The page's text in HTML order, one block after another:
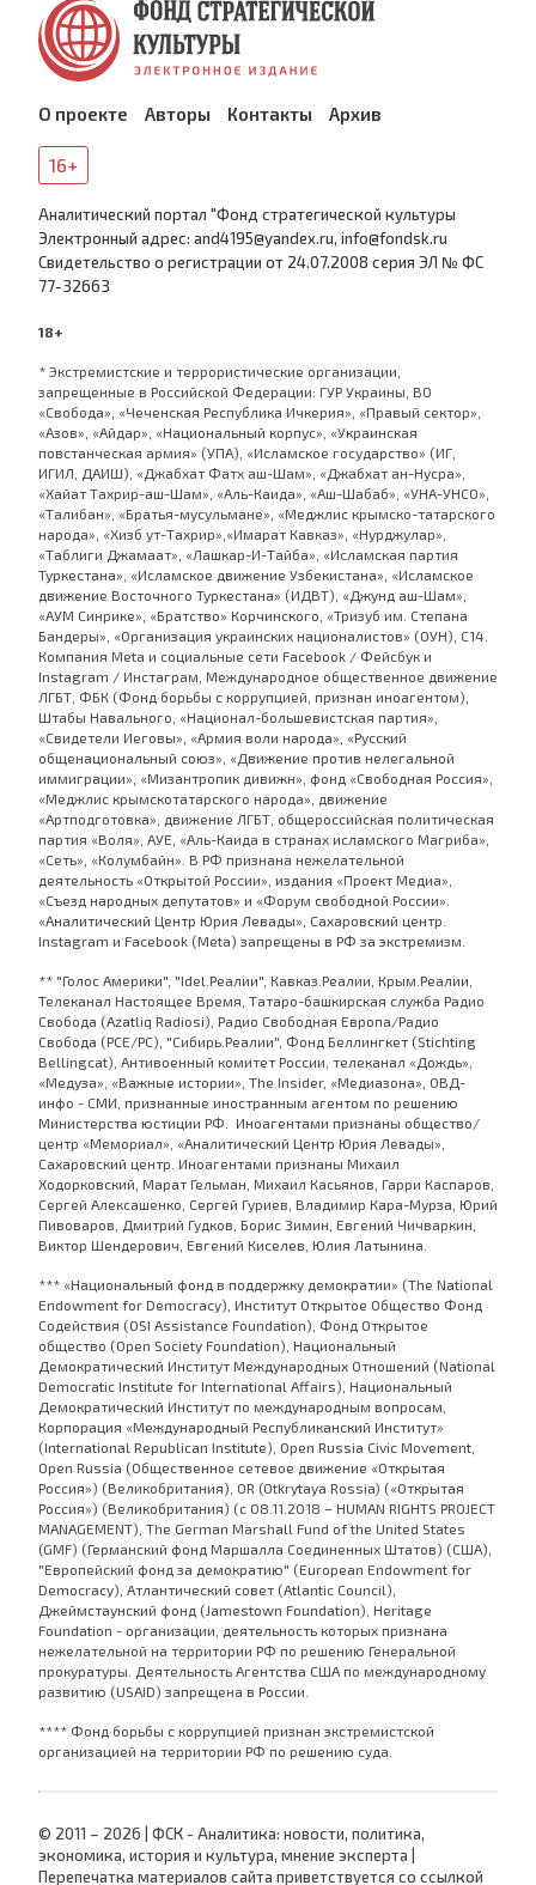
О проекте Авторы Контакты Архив
16+
Аналитический портал "Фонд стратегической культуры
Электронный адрес: and4195@yandex.ru, info@fondsk.ru
Cвидетельство о регистрации от 24.07.2008 серия ЭЛ № ФС
77-32663
18+
* Экстремистские и террористические организации,
запрещенные в Российской Федерации: ГУР Украины, ВО
«Свобода», «Чеченская Республика Ичкерия», «Правый сектор»,
«Азов», «Айдар», «Национальный корпус», «Украинская
повстанческая армия» (УПА), «Исламское государство» (ИГ,
ИГИЛ, ДАИШ), «Джабхат Фатх аш-Шам», «Джабхат ан-Нусра»,
«Хайат Тахрир-аш-Шам», «Аль-Каида», «Аш-Шабаб», «УНА-УНСО»,
«Талибан», «Братья-мусульмане», «Меджлис крымско-татарского
народа», «Хизб ут-Тахрир»,«Имарат Кавказ», «Нурджулар»,
«Таблиги Джамаат», «Лашкар-И-Тайба», «Исламская партия
Туркестана», «Исламское движение Узбекистана», «Исламское
движение Восточного Туркестана» (ИДВТ), «Джунд аш-Шам»,
«АУМ Синрике», «Братство» Корчинского, «Тризуб им. Степана
Бандеры», «Организация украинских националистов» (ОУН), С14.
Компания Meta и социальные сети Facebook / Фейсбук и
Instagram / Инстаграм, Международное общественное движение
ЛГБТ, ФБК (Фонд борьбы с коррупцией, признан иноагентом),
Штабы Навального, «Национал-большевистская партия»,
«Свидетели Иеговы», «Армия воли народа», «Русский
общенациональный союз», «Движение против нелегальной
иммиграции», «Мизантропик дивижн», фонд «Свободная Россия»,
«Меджлис крымскотатарского народа», движение
«Артподготовка», движение ЛГБТ, общероссийская политическая
партия «Воля», АУЕ, «Аль-Каида в странах исламского Магриба»,
«Сеть», «Колумбайн». В РФ признана нежелательной
деятельность «Открытой России», издания «Проект Медиа»,
«Съезд народных депутатов» и «Форум свободной России».
«Аналитический Центр Юрия Левады», Сахаровский центр.
Instagram и Facebook (Metа) запрещены в РФ за экстремизм.
** "Голос Америки", "Idel.Реалии", Кавказ.Реалии, Крым.Реалии,
Телеканал Настоящее Время, Татаро-башкирская служба Радио
Свобода (Azatliq Radiosi), Радио Свободная Европа/Радио
Свобода (PCE/PC), "Сибирь.Реалии", Фонд Беллингкет (Stichting
Bellingcat), Антивоенный комитет России, телеканал «Дождь»,
«Медуза», «Важные истории», The Insider, «Медиазона», ОВД-
инфо - СМИ, признанные иностранным агентом по решению
Министерства юстиции РФ. Иноагентами признаны общество/
центр «Мемориал», «Аналитический Центр Юрия Левады»,
Сахаровский центр. Иноагентами признаны Михаил
Ходорковский, Марат Гельман, Михаил Касьянов, Гарри Каспаров,
Сергей Алексашенко, Сергей Гуриев, Владимир Кара-Мурза, Юрий
Пивоваров, Дмитрий Гудков, Борис Зимин, Евгений Чичваркин,
Виктор Шендерович, Евгений Киселев, Юлия Латынина.
*** «Национальный фонд в поддержку демократии» (The National
Endowment for Democracy), Институт Открытое Общество Фонд
Содействия (OSI Assistance Foundation), Фонд Открытое
общество (Open Society Foundation), Национальный
Демократический Институт Международных Отношений (National
Democratic Institute for International Affairs), Национальный
Демократический Институт по международным вопросам,
Корпорация «Международный Республиканский Институт»
(International Republican Institute), Open Russia Civic Movement,
Open Russia (Общественное сетевое движение «Открытая
Россия») (Великобритания), OR (Otkrytaya Rossia) («Открытая
Россия») (Великобритания) (с 08.11.2018 – HUMAN RIGHTS PROJECT
MANAGEMENT), The German Marshall Fund of the United States
(GMF) (Германский фонд Маршалла Соединенных Штатов) (США),
"Европейский фонд за демократию" (European Endowment for
Democracy), Атлантический совет (Atlantic Council),
Джеймстаунский фонд (Jamestown Foundation), Heritage
Foundation - организации, деятельность которых признана
нежелательной на территории РФ по решению Генеральной
прокуратуры. Деятельность Агентства США по международному
развитию (USAID) запрещена в России.
**** Фонд борьбы с коррупцией признан экстремистской
организацией на территории РФ по решению суда.
© 2011 – 2026 | ФСК - Аналитика: новости, политика,
экономика, история и культура, мнение эксперта |
Перепечатка материалов сайта приветствуется со ссылкой